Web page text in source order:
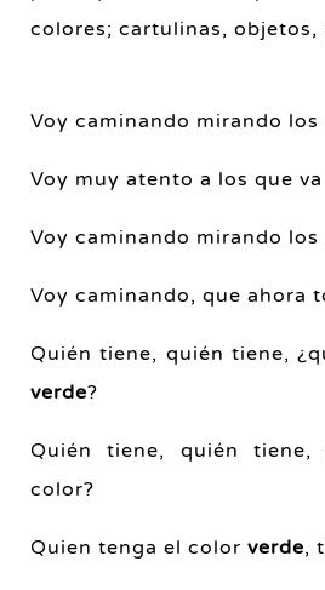
colores; cartulinas, objetos,
Voy caminando mirando los
Voy muy atento a los que va
Voy caminando mirando los
Voy caminando, que ahora
Quién tiene, quién tiene,
verde?
Quién tiene, quién tiene,
color?
Quien tenga el color verde,